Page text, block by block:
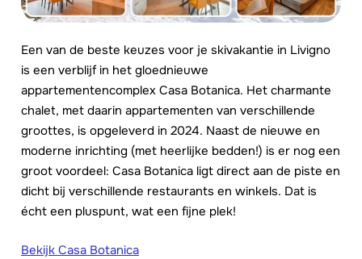
Een van de beste keuzes voor je skivakantie in Livigno
is een verblijf in het gloednieuwe
appartementencomplex Casa Botanica. Het charmante
chalet, met daarin appartementen van verschillende
groottes, is opgeleverd in 2024. Naast de nieuwe en
moderne inrichting (met heerlijke bedden!) is er nog een
groot voordeel: Casa Botanica ligt direct aan de piste en
dicht bij verschillende restaurants en winkels. Dat is
écht een pluspunt, wat een fijne plek!
Bekijk Casa Botanica